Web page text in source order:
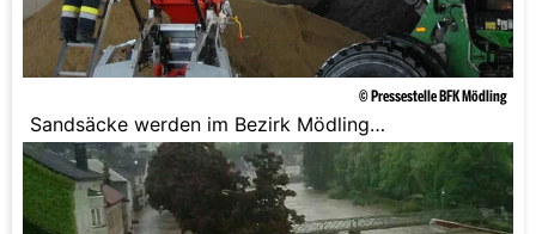
© Pressestelle BFK Mödling
Sandsäcke werden im Bezirk Mödling
vorsichtshalber befüllt.